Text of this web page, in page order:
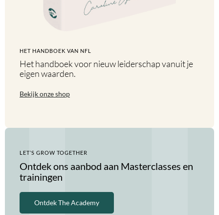
HET HANDBOEK VAN NFL
Het handboek voor nieuw leiderschap vanuit je
eigen waarden.
Bekijk onze shop
LET’S GROW TOGETHER
Ontdek ons aanbod aan Masterclasses en
trainingen
Ontdek The Academy